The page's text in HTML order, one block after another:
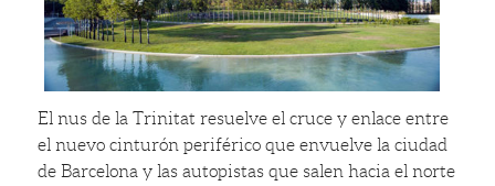
El nus de la Trinitat resuelve el cruce y enlace entre
el nuevo cinturón periférico que envuelve la ciudad
de Barcelona y las autopistas que salen hacia el norte